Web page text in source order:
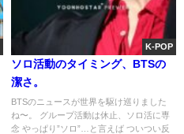
K-POP
ソロ活動のタイミング、BTSの
潔さ。
BTSのニュースが世界を駆け巡りました
ね〜。 グループ活動は休止、ソロ活に専
念 やっぱり”ソロ”…と言えば ついつい反